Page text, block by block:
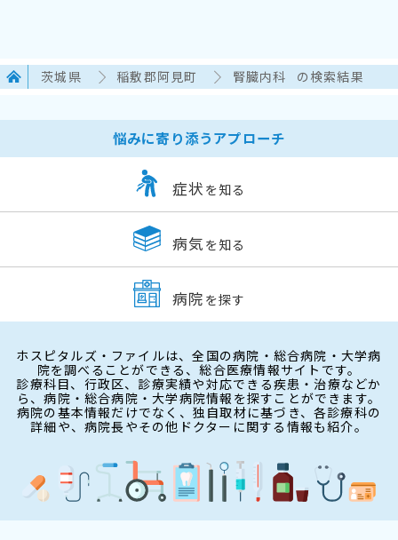
茨城県 稲敷郡阿見町 腎臓内科 の検索結果
悩みに寄り添うアプローチ
症状 を知る
病気 を知る
病院 を探す
ホスピタルズ・ファイルは、全国の病院・総合病院・大学病
院を調べることができる、総合医療情報サイトです。
診療科目、行政区、診療実績や対応できる疾患・治療などか
ら、病院・総合病院・大学病院情報を探すことができます。
病院の基本情報だけでなく、独自取材に基づき、各診療科の
詳細や、病院長やその他ドクターに関する情報も紹介。